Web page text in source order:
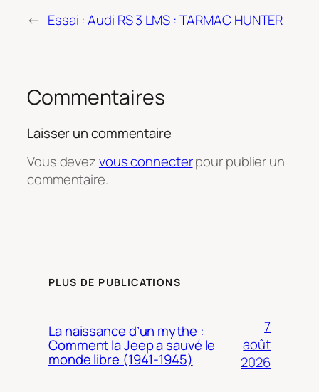
← Essai : Audi RS 3 LMS : TARMAC HUNTER
Commentaires
Laisser un commentaire
Vous devezvous connecterpour publier un
commentaire.
PLUS DE PUBLICATIONS
La naissance d’un mythe :
Comment la Jeep a sauvé le
monde libre (1941-1945)
7
août
2026